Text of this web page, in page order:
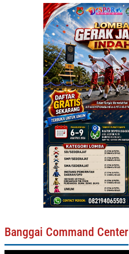
Banggai Command Center